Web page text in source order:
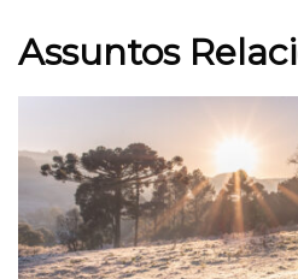
Assuntos